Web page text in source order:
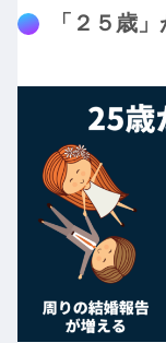
「２５歳